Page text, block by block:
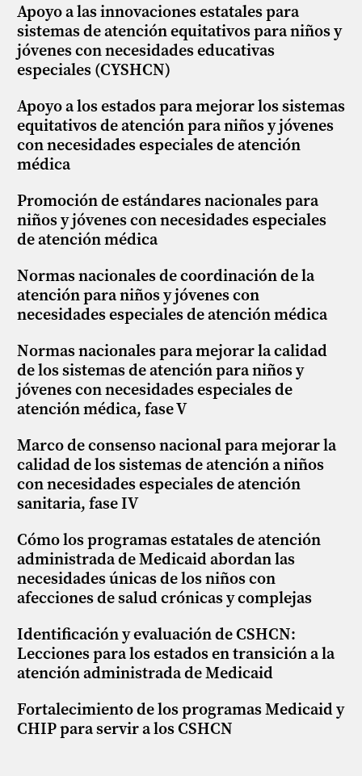
Apoyo a las innovaciones estatales para
sistemas de atención equitativos para niños y
jóvenes con necesidades educativas
especiales (CYSHCN)
Apoyo a los estados para mejorar los sistemas
equitativos de atención para niños y jóvenes
con necesidades especiales de atención
médica
Promoción de estándares nacionales para
niños y jóvenes con necesidades especiales
de atención médica
Normas nacionales de coordinación de la
atención para niños y jóvenes con
necesidades especiales de atención médica
Normas nacionales para mejorar la calidad
de los sistemas de atención para niños y
jóvenes con necesidades especiales de
atención médica, fase V
Marco de consenso nacional para mejorar la
calidad de los sistemas de atención a niños
con necesidades especiales de atención
sanitaria, fase IV
Cómo los programas estatales de atención
administrada de Medicaid abordan las
necesidades únicas de los niños con
afecciones de salud crónicas y complejas
Identificación y evaluación de CSHCN:
Lecciones para los estados en transición a la
atención administrada de Medicaid
Fortalecimiento de los programas Medicaid y
CHIP para servir a los CSHCN